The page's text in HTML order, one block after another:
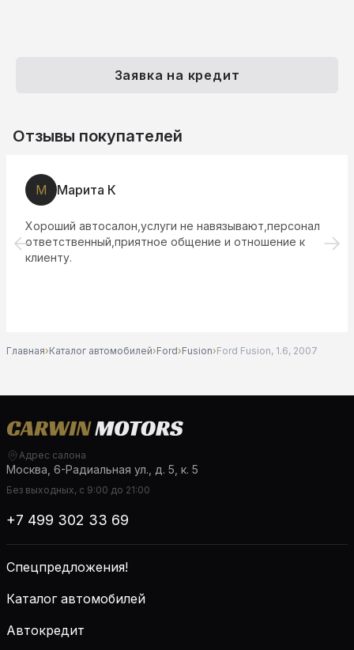
Заявка на кредит
Отзывы покупателей
М Марита К
Хороший автосалон,услуги не навязывают,персонал
ответственный,приятное общение и отношение к
клиенту.
Главная›Каталог автомобилей›Ford›Fusion›Ford Fusion, 1.6, 2007
Адрес салона
Москва, 6-Радиальная ул., д. 5, к. 5
Без выходных, с 9:00 до 21:00
+7 499 302 33 69
Спецпредложения!
Каталог автомобилей
Автокредит